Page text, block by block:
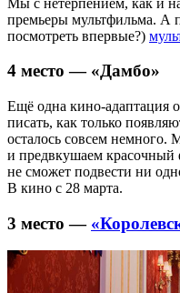
премьеры мультфильма. А
посмотреть впервые?)
4 место — «Дамбо»
Ещё одна кино-адаптация
писать, как только
осталось совсем немного.
и предвкушаем красочный
не сможет подвести ни
В кино с 28 марта.
3 место —